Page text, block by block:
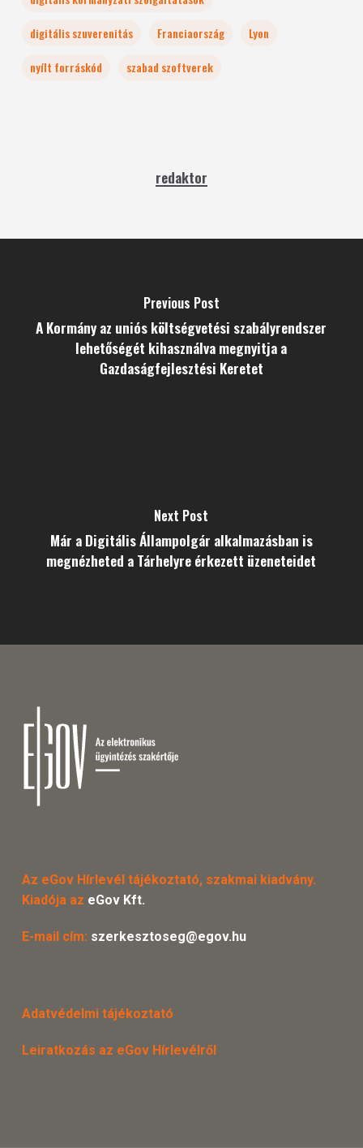
digitális szuverenitás
Franciaország
Lyon
nyílt forráskód
szabad szoftverek
redaktor
Previous Post
A Kormány az uniós költségvetési szabályrendszer
lehetőségét kihasználva megnyitja a
Gazdaságfejlesztési Keretet
Next Post
Már a Digitális Állampolgár alkalmazásban is
megnézheted a Tárhelyre érkezett üzeneteidet
Az eGov Hírlevél tájékoztató, szakmai kiadvány.
Kiadója az eGov Kft.
E-mail cím: szerkesztoseg@egov.hu
Adatvédelmi tájékoztató
Leiratkozás az eGov Hírlevélről